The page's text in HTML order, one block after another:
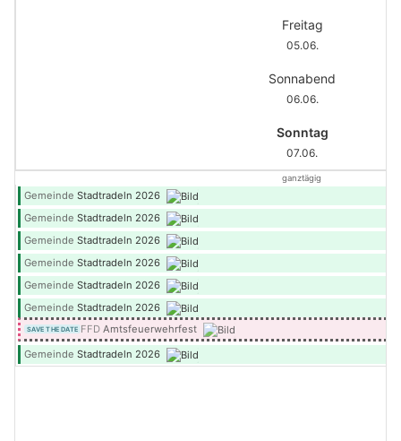
Freitag
05.06.
Sonnabend
06.06.
Sonntag
07.06.
ganztägig
Gemeinde Stadtradeln 2026
Gemeinde Stadtradeln 2026
Gemeinde Stadtradeln 2026
Gemeinde Stadtradeln 2026
Gemeinde Stadtradeln 2026
Gemeinde Stadtradeln 2026
SAVE THE DATE FFD Amtsfeuerwehrfest
Gemeinde Stadtradeln 2026